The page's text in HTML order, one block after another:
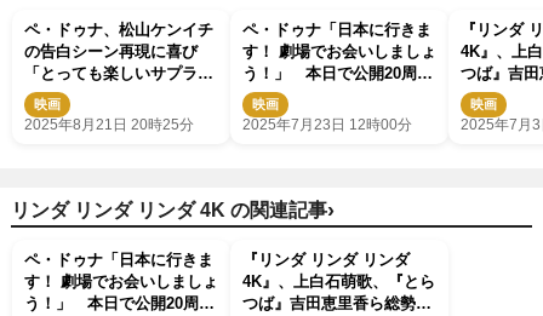
ペ・ドゥナ、松山ケンイチ
の告白シーン再現に喜び
「とっても楽しいサプライ
ズ」
映画
2025年8月21日 20時25分
ペ・ドゥナ「日本に行きま
す！ 劇場でお会いしましょ
う！」 本日で公開20周
年！『リンダ リンダ リン
ダ 4K』キャスト登壇イベ
映画
2025年7月23日 12時00分
『リンダ
4K』、上
つば』吉
名から溺
本編映像も
映画
2025年7月
リンダ リンダ リンダ 4K の関連記事›
ペ・ドゥナ「日本に行きま
す！ 劇場でお会いしましょ
う！」 本日で公開20周
『リンダ リンダ リンダ
4K』、上白石萌歌、『とら
つば』吉田恵里香ら総勢18